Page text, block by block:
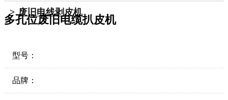
废旧电线剥皮机
多孔位废旧电缆扒皮机
型号：
品牌：